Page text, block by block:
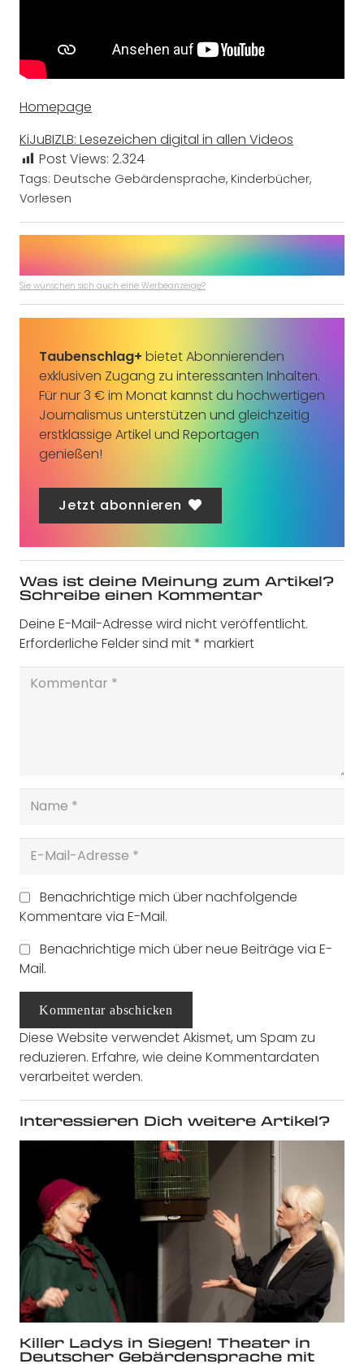
Homepage
KiJuBIZLB: Lesezeichen digital in allen Videos
Post Views: 2.324
Tags: Deutsche Gebärdensprache, Kinderbücher,
Vorlesen
Sie wünschen sich auch eine Werbeanzeige?
Taubenschlag+ bietet Abonnierenden
exklusiven Zugang zu interessanten Inhalten.
Für nur 3 € im Monat kannst du hochwertigen
Journalismus unterstützen und gleichzeitig
erstklassige Artikel und Reportagen
genießen!
Jetzt abonnieren
Was ist deine Meinung zum Artikel?
Schreibe einen Kommentar
Deine E-Mail-Adresse wird nicht veröffentlicht.
Erforderliche Felder sind mit* markiert
Benachrichtige mich über nachfolgende
Kommentare via E-Mail.
Benachrichtige mich über neue Beiträge via E-
Mail.
Kommentar abschicken
Diese Website verwendet Akismet, um Spam zu
reduzieren. Erfahre, wie deine Kommentardaten
verarbeitet werden.
Interessieren Dich weitere Artikel?
Killer Ladys in Siegen! Theater in
Deutscher Gebärdensprache mit